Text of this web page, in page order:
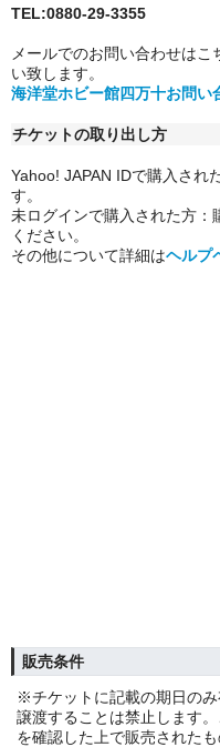
TEL:0880-29-3355
メールでのお問い合わせは
い致します。
海洋堂ホビー館四万十お問い
チケットの取り出し方
Yahoo! JAPAN IDで購入され
す。
未ログインで購入された方：
ください。
その他について詳細はヘルプ
販売条件
※チケットに記載の期日の
譲渡することは禁止します
を確認した上で販売された